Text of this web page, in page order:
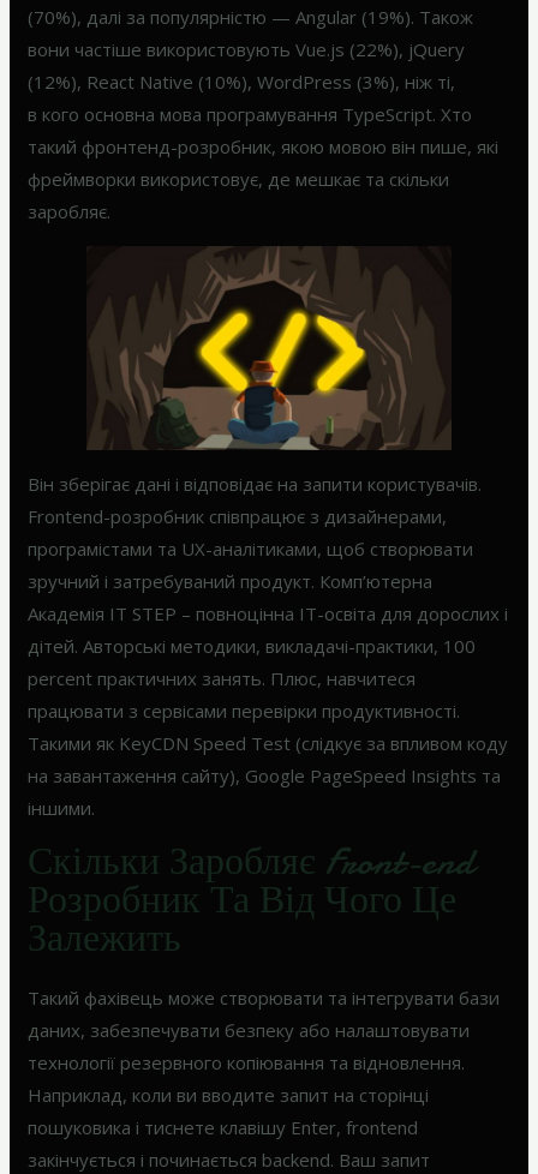
(70%), далі за популярністю — Angular (19%). Також
вони частіше використовують Vue.js (22%), jQuery
(12%), React Native (10%), WordPress (3%), ніж ті,
в кого основна мова програмування TypeScript. Хто
такий фронтенд-розробник, якою мовою він пише, які
фреймворки використовує, де мешкає та скільки
заробляє.
Він зберігає дані і відповідає на запити користувачів.
Frontend-розробник співпрацює з дизайнерами,
програмістами та UX-аналітиками, щоб створювати
зручний і затребуваний продукт. Комп’ютерна
Академія IT STEP – повноцінна IT-освіта для дорослих і
дітей. Авторські методики, викладачі-практики, 100
percent практичних занять. Плюс, навчитеся
працювати з сервісами перевірки продуктивності.
Такими як KeyCDN Speed ​​Test (слідкує за впливом коду
на завантаження сайту), Google PageSpeed ​​Insights та
іншими.
Скільки Заробляє Front-end
Розробник Та Від Чого Це
Залежить
Такий фахівець може створювати та інтегрувати бази
даних, забезпечувати безпеку або налаштовувати
технології резервного копіювання та відновлення.
Наприклад, коли ви вводите запит на сторінці
пошуковика і тиснете клавішу Enter, frontend
закінчується і починається backend. Ваш запит